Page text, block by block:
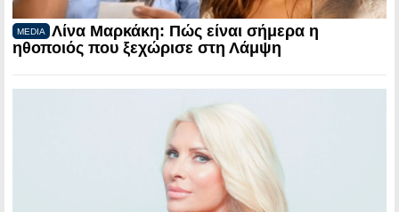
MEDIA
Λίνα Μαρκάκη: Πώς είναι σήμερα η
ηθοποιός που ξεχώρισε στη Λάμψη